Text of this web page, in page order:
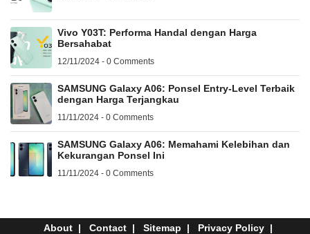
Vivo Y03T: Performa Handal dengan Harga
Bersahabat
12/11/2024 - 0 Comments
SAMSUNG Galaxy A06: Ponsel Entry-Level Terbaik
dengan Harga Terjangkau
11/11/2024 - 0 Comments
SAMSUNG Galaxy A06: Memahami Kelebihan dan
Kekurangan Ponsel Ini
11/11/2024 - 0 Comments
About Contact Sitemap Privacy Policy